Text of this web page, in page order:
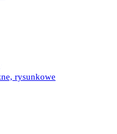
rysunkowe